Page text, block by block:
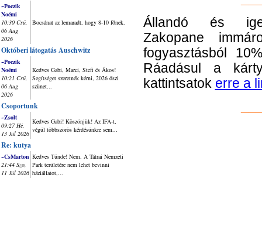
~Poczik
Noémi
10:30 Csü,
06 Aug
2026
Bocsánat az lemaradt, hogy 8-10 főnek.
Októberi látogatás Auschwitz
~Poczik
Noémi
10:21 Csü,
06 Aug
2026
Kedves Gabi, Marci, Stefi és Ákos!
Segítséget szeretnék kérni, 2026 őszi
szünet...
Csoportunk
~Zsolt
09:27 Hé,
13 Júl 2026
Kedves Gabi! Köszönjük! Az IFA-t,
végül többszörös kérdésünkre sem...
Re: kutya
~CsMarton
21:44 Szo,
11 Júl 2026
Kedves Tünde! Nem. A Tátrai Nemzeti
Park területére nem lehet bevinni
háziállatot,...
Állandó és
Zakopane
fogyasztásból
Ráadásul a
kattintsatok erre a